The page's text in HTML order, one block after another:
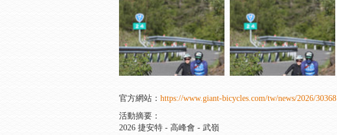
官方網站： https://www.giant-bicycles.com/tw/news/2026/30368
活動摘要：
2026 捷安特 - 高峰會 - 武嶺